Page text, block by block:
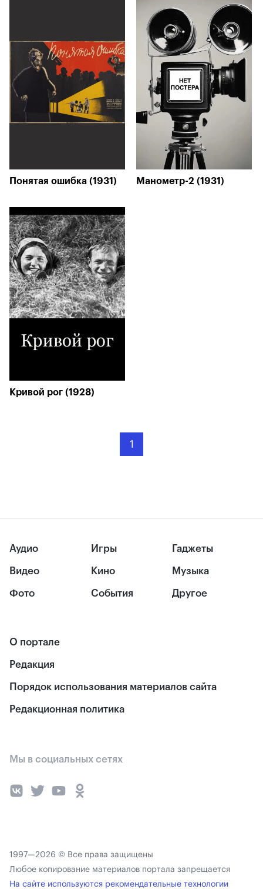
Понятая ошибка (1931) Манометр-2 (1931)
Кривой рог (1928)
1
Аудио
Видео
Фото
Игры
Кино
События
Гаджеты
Музыка
Другое
О портале
Редакция
Порядок использования материалов сайта
Редакционная политика
Мы в социальных сетях
1997—2026 © Все права защищены
Любое копирование материалов портала запрещается
На сайте используются рекомендательные технологии